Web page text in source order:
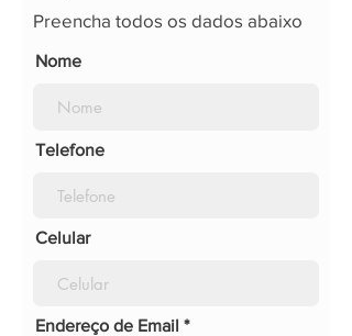
Preencha todos os dados abaixo
Nome
Telefone
Celular
Endereço de Email